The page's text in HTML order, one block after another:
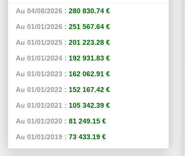
Au 04/08/2026 : 280 830.74 €
Au 01/01/2026 : 251 567.64 €
Au 01/01/2025 : 201 223.28 €
Au 01/01/2024 : 192 931.83 €
Au 01/01/2023 : 162 062.91 €
Au 01/01/2022 : 152 167.42 €
Au 01/01/2021 : 105 342.39 €
Au 01/01/2020 : 81 249.15 €
Au 01/01/2019 : 73 433.19 €